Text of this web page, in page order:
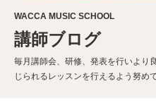
WACCA MUSIC SCHOOL
講師ブログ
毎月講師会、研修、発表を行いより
じられるレッスンを行えるよう努め